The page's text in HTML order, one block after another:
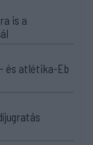
is a
és atlétika-Eb